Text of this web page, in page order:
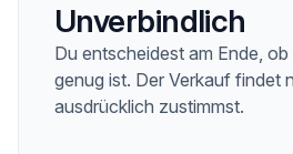
Unverbindlich
Du entscheidest am Ende,
genug ist. Der Verkauf findet
ausdrücklich zustimmst.